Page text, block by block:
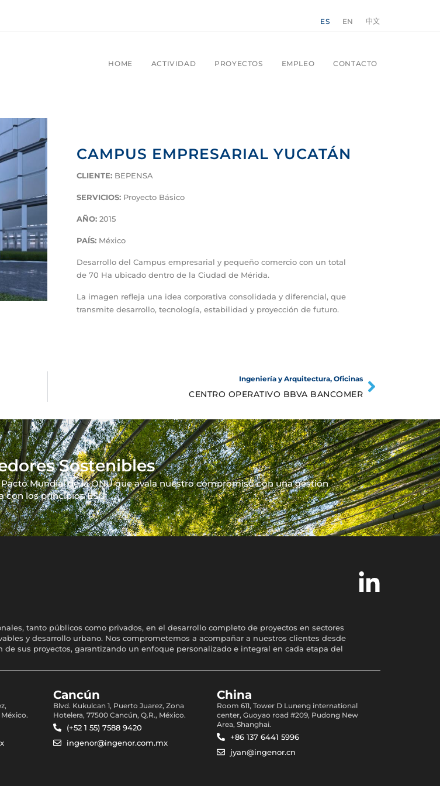
ES EN 中文
HOME ACTIVIDAD PROYECTOS EMPLEO CONTACTO
CAMPUS EMPRESARIAL YUCATÁN
CLIENTE: BEPENSA
SERVICIOS: Proyecto Básico
AÑO: 2015
PAÍS: México
Desarrollo del Campus empresarial y pequeño comercio con un total
de 70 Ha ubicado dentro de la Ciudad de Mérida.
La imagen refleja una idea corporativa consolidada y diferencial, que
transmite desarrollo, tecnología, estabilidad y proyección de futuro.
Ingeniería y Arquitectura, Oficinas
CENTRO OPERATIVO BBVA BANCOMER
Sostenibles
Mundial de la ONU que avala nuestro compromiso con una gestión
con los principios ESG.
tanto públicos como privados, en el desarrollo completo de proyectos en sectores
y desarrollo urbano. Nos comprometemos a acompañar a nuestros clientes desde
sus proyectos, garantizando un enfoque personalizado e integral en cada etapa del
Cancún
Blvd. Kukulcan 1, Puerto Juarez, Zona
Hotelera, 77500 Cancún, Q.R., México.
(+52 1 55) 7588 9420
ingenor@ingenor.com.mx
China
Room 611, Tower D Luneng international
center, Guoyao road #209, Pudong New
Area, Shanghai.
+86 137 6441 5996
jyan@ingenor.cn